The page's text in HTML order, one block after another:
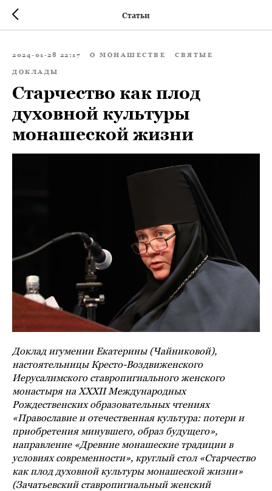
Статьи
2024-01-28 22:17 О МОНАШЕСТВЕ СВЯТЫЕ
ДОКЛАДЫ
Старчество как плод
духовной культуры
монашеской жизни
Доклад игумении Екатерины (Чайниковой),
настоятельницы Кресто-Воздвиженского
Иерусалимского ставропигиального женского
монастыря на XXXII Международных
Рождественских образовательных чтениях
«Православие и отечественная культура: потери и
приобретения минувшего, образ будущего»,
направление «Древние монашеские традиции в
условиях современности», круглый стол «Старчество
как плод духовной культуры монашеской жизни»
(Зачатьевский ставропигиальный женский